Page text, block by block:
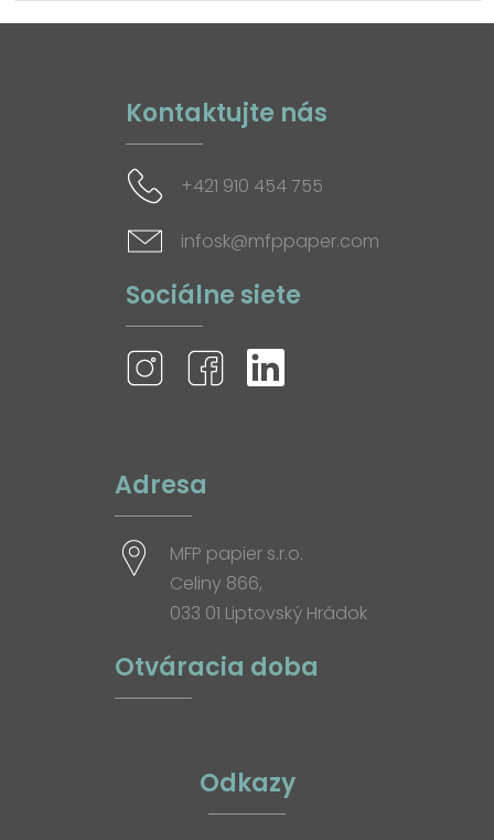
Kontaktujte nás
+421 910 454 755
infosk@mfppaper.com
Sociálne siete
Adresa
MFP papier s.r.o.
Celiny 866,
033 01 Liptovský Hrádok
Otváracia doba
Odkazy